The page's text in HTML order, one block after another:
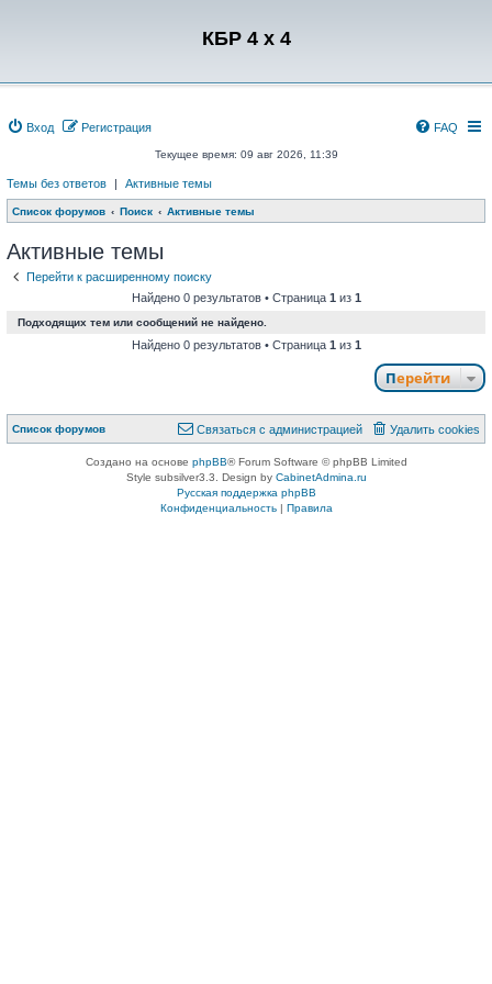
КБР 4 x 4
Вход Регистрация FAQ
Текущее время: 09 авг 2026, 11:39
Темы без ответов | Активные темы
Список форумов Поиск Активные темы
Активные темы
Перейти к расширенному поиску
Найдено 0 результатов • Страница 1 из 1
Подходящих тем или сообщений не найдено.
Найдено 0 результатов • Страница 1 из 1
Перейти
Список форумов Удалить cookies
Связаться с
Связаться с администрацией
Создано на основе phpBB® Forum Software © phpBB Limited
Style subsilver3.3. Design by CabinetAdmina.ru
Русская поддержка phpBB
Конфиденциальность| Правила